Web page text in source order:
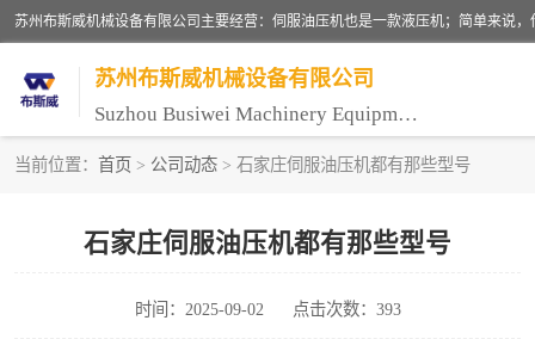
苏州布斯威机械设备有限公司
Suzhou Busiwei Machinery Equipment Co., Ltd.
当前位置： 首页 > 公司动态 > 石家庄伺服油压机都有那些型号
石家庄伺服油压机都有那些型号
时间：2025-09-02 点击次数：393
气压机-气动压床